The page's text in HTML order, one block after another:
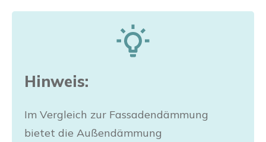
Hinweis:
Im Vergleich zur Fassadendämmung
bietet die Außendämmung